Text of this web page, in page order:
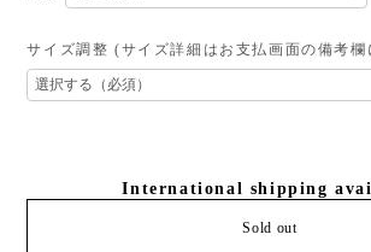
サイズ調整 (サイズ詳細はお支払画面の備考
International shipping
Sold out